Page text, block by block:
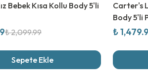
Bebek Kısa Kollu Body 5'li
₺ 2,099.99
Sepete Ekle
Carter's
Body 5'li
₺